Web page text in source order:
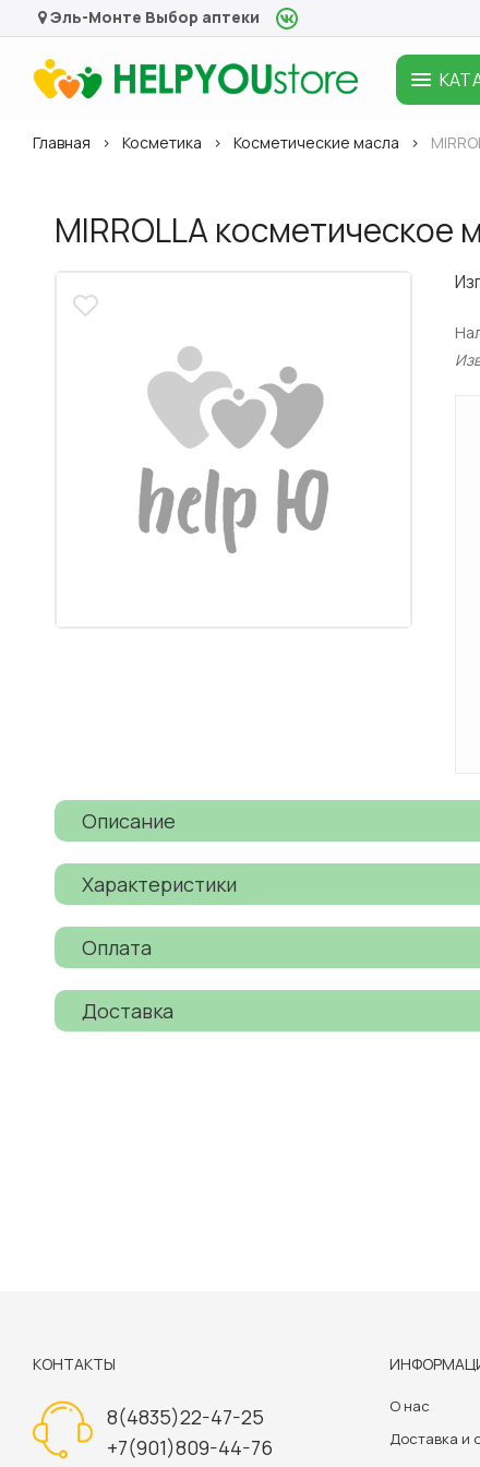
Эль-Монте Выбор аптеки
Главная Косметика Косметические масла
MIRROLLA косметическое
Описание
Характеристики
Оплата
Доставка
КОНТАКТЫ
8(4835)22-47-25
+7(901)809-44-76
О нас
Доставка и